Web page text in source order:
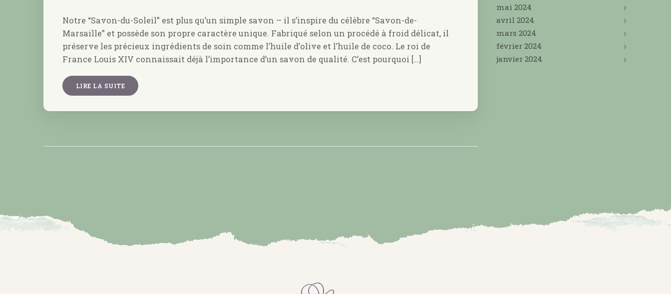
Notre “Savon-du-Soleil” est plus qu’un simple savon – il s’inspire du célèbre “Savon-de-
Marsaille” et possède son propre caractère unique. Fabriqué selon un procédé à froid délicat, il
préserve les précieux ingrédients de soin comme l’huile d’olive et l’huile de coco. Le roi de
France Louis XIV connaissait déjà l’importance d’un savon de qualité. C’est pourquoi […]
LIRE LA SUITE
mai 2024
avril 2024
mars 2024
février 2024
janvier 2024